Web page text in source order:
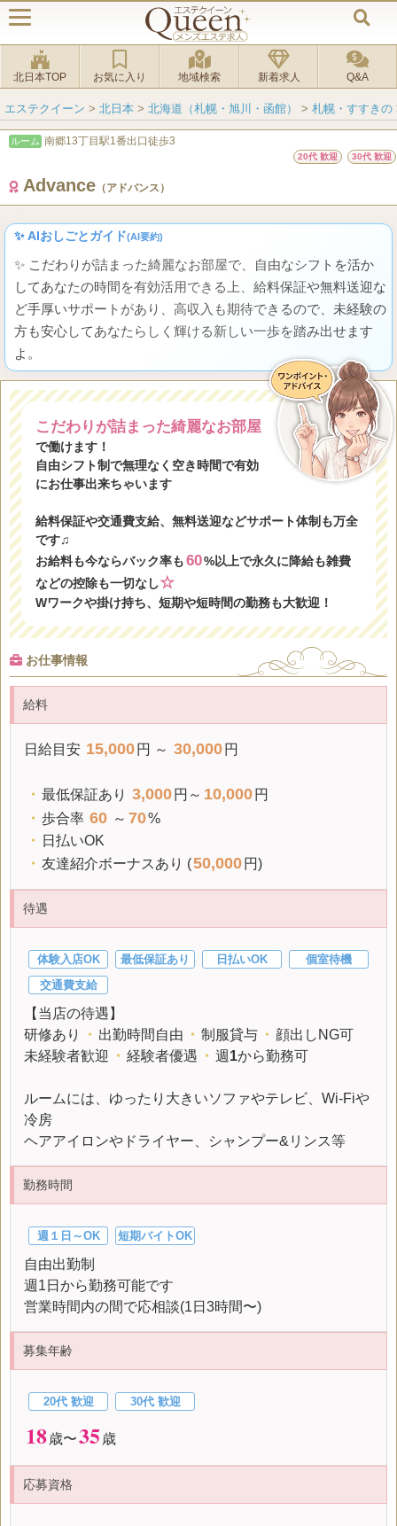
北日本TOP お気に入り 地域検索 新着求人 Q&A
エステクイーン > 北日本 > 北海道（札幌・旭川・函館） > 札幌・すすきの
ルーム 南郷13丁目駅1番出口徒歩3
20代 歓迎 30代 歓迎
Advance （アドバンス）
✨ AIおしごとガイド(AI要約)
✨ こだわりが詰まった綺麗なお部屋で、自由なシフトを活か
してあなたの時間を有効活用できる上、給料保証や無料送迎な
ど手厚いサポートがあり、高収入も期待できるので、未経験の
方も安心してあなたらしく輝ける新しい一歩を踏み出せます
よ。
こだわりが詰まった綺麗なお部屋
で働けます！
自由シフト制で無理なく空き時間で有効
にお仕事出来ちゃいます
給料保証や交通費支給、無料送迎などサポート体制も万全
です♫
お給料も今ならバック率も60%以上で永久に降給も雑費
などの控除も一切なし☆
Wワークや掛け持ち、短期や短時間の勤務も大歓迎！
お仕事情報
給料
日給目安 15,000 円 ～ 30,000 円
・ 最低保証あり 3,000 円～ 10,000 円
・ 歩合率 60 ～ 70%
・
日払いOK
・ 友達紹介ボーナスあり (50,000 円)
待遇
体験入店OK 最低保証あり 日払いOK
個室待機
交通費支給
【当店の待遇】
研修あり
・ 出勤時間自由 ・ 制服貸与 ・ 顔出しNG可
未経験者歓迎
・ 経験者優遇 ・ 週 1から勤務可
ルームには、ゆったり大きいソファやテレビ、Wi-Fiや
冷房
ヘアアイロンやドライヤー、シャンプー&リンス等
勤務時間
週１日～OK 短期バイトOK
自由出勤制
週1日から勤務可能です
営業時間内の間で応相談(1日3時間〜)
募集年齢
20代 歓迎 30代 歓迎
18歳〜35 歳
応募資格